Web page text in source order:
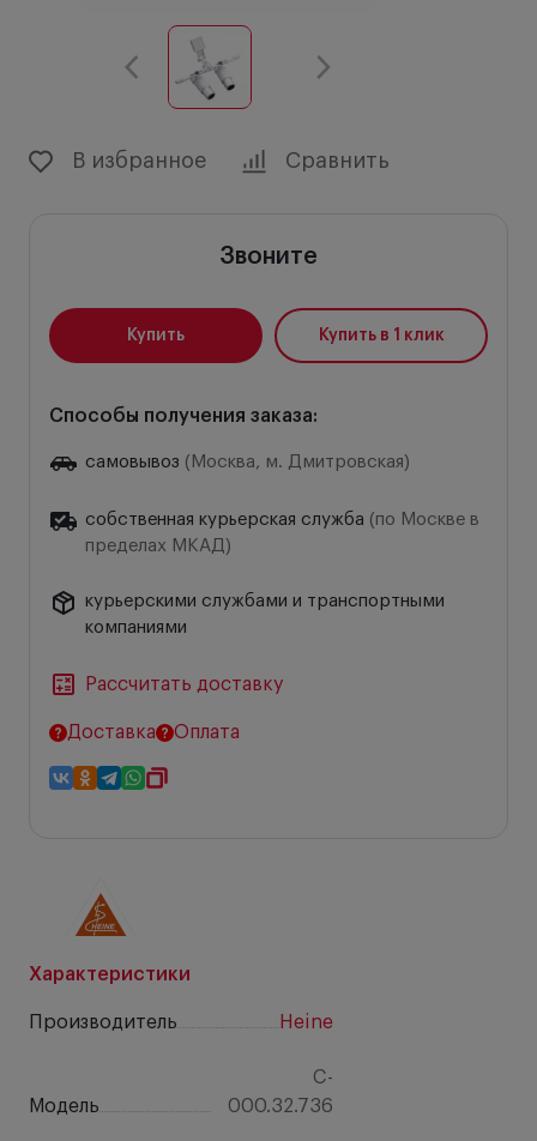
В избранное Сравнить
Характеристики
Производитель Heine
Модель
C-
000.32.736
Звоните
Купить Купить в 1 клик
Способы получения заказа:
самовывоз (Москва, м. Дмитровская)
собственная курьерская служба (по Москве в
пределах МКАД)
курьерскими службами и транспортными
компаниями
Рассчитать доставку
Доставка Оплата